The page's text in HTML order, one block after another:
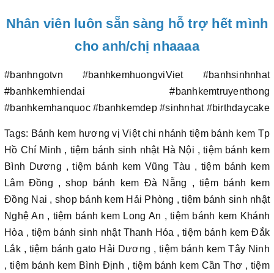
Nhân viên luôn sẵn sàng hỗ trợ hết mình
cho anh/chị nhaaaa
#banhngotvn #banhkemhuongviViet #banhsinhnhat
#banhkemhiendai #banhkemtruyenthong
#banhkemhanquoc #banhkemdep #sinhnhat #birthdaycake
Tags: Bánh kem hương vị Việt chi nhánh tiệm bánh kem Tp
Hồ Chí Minh , tiệm bánh sinh nhật Hà Nội , tiệm bánh kem
Bình Dương , tiệm bánh kem Vũng Tàu , tiệm bánh kem
Lâm Đồng , shop bánh kem Đà Nẵng , tiệm bánh kem
Đồng Nai , shop bánh kem Hải Phòng , tiệm bánh sinh nhật
Nghệ An , tiệm bánh kem Long An , tiệm bánh kem Khánh
Hòa , tiệm bánh sinh nhật Thanh Hóa , tiệm bánh kem Đắk
Lắk , tiệm bánh gato Hải Dương , tiệm bánh kem Tây Ninh
, tiệm bánh kem Bình Định , tiệm bánh kem Cần Thơ , tiệm